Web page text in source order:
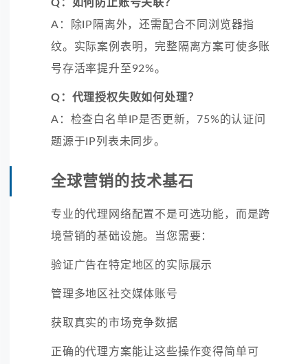
Q：如何防止账号关联？
A：除IP隔离外，还需配合不同浏览器指
纹。实际案例表明，完整隔离方案可使多账
号存活率提升至92%。
Q：代理授权失败如何处理？
A：检查白名单IP是否更新，75%的认证问
题源于IP列表未同步。
全球营销的技术基石
专业的代理网络配置不是可选功能，而是跨
境营销的基础设施。当您需要：
验证广告在特定地区的实际展示
管理多地区社交媒体账号
获取真实的市场竞争数据
正确的代理方案能让这些操作变得简单可